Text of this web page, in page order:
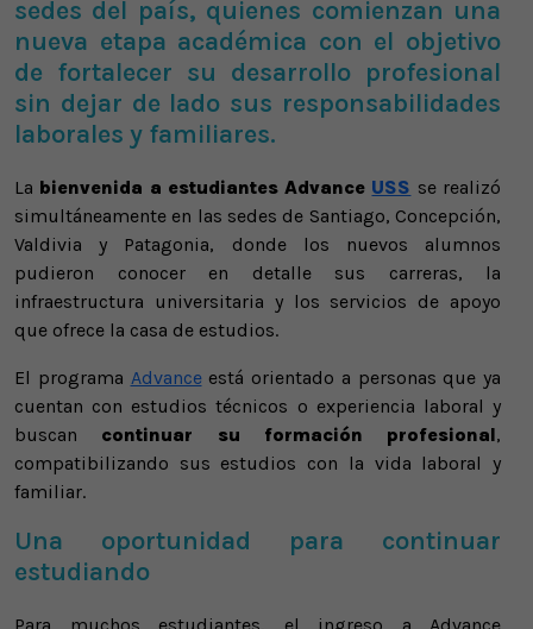
sedes del país, quienes comienzan una
nueva etapa académica con el objetivo
de fortalecer su desarrollo profesional
sin dejar de lado sus responsabilidades
laborales y familiares.
La bienvenida a estudiantes Advance USS se realizó
simultáneamente en las sedes de Santiago, Concepción,
Valdivia y Patagonia, donde los nuevos alumnos
pudieron conocer en detalle sus carreras, la
infraestructura universitaria y los servicios de apoyo
que ofrece la casa de estudios.
El programa Advanceestá orientado a personas que ya
cuentan con estudios técnicos o experiencia laboral y
buscan continuar su formación profesional,
compatibilizando sus estudios con la vida laboral y
familiar.
Una oportunidad para continuar
estudiando